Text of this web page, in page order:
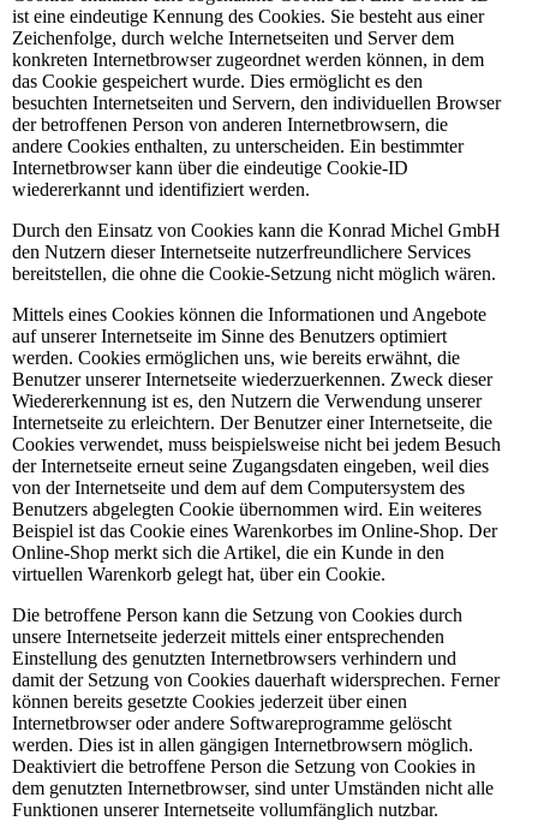
ist eine eindeutige Kennung des Cookies. Sie besteht aus einer
Zeichenfolge, durch welche Internetseiten und Server dem
konkreten Internetbrowser zugeordnet werden können, in dem
das Cookie gespeichert wurde. Dies ermöglicht es den
besuchten Internetseiten und Servern, den individuellen Browser
der betroffenen Person von anderen Internetbrowsern, die
andere Cookies enthalten, zu unterscheiden. Ein bestimmter
Internetbrowser kann über die eindeutige Cookie-ID
wiedererkannt und identifiziert werden.
Durch den Einsatz von Cookies kann die Konrad Michel GmbH
den Nutzern dieser Internetseite nutzerfreundlichere Services
bereitstellen, die ohne die Cookie-Setzung nicht möglich wären.
Mittels eines Cookies können die Informationen und Angebote
auf unserer Internetseite im Sinne des Benutzers optimiert
werden. Cookies ermöglichen uns, wie bereits erwähnt, die
Benutzer unserer Internetseite wiederzuerkennen. Zweck dieser
Wiedererkennung ist es, den Nutzern die Verwendung unserer
Internetseite zu erleichtern. Der Benutzer einer Internetseite, die
Cookies verwendet, muss beispielsweise nicht bei jedem Besuch
der Internetseite erneut seine Zugangsdaten eingeben, weil dies
von der Internetseite und dem auf dem Computersystem des
Benutzers abgelegten Cookie übernommen wird. Ein weiteres
Beispiel ist das Cookie eines Warenkorbes im Online-Shop. Der
Online-Shop merkt sich die Artikel, die ein Kunde in den
virtuellen Warenkorb gelegt hat, über ein Cookie.
Die betroffene Person kann die Setzung von Cookies durch
unsere Internetseite jederzeit mittels einer entsprechenden
Einstellung des genutzten Internetbrowsers verhindern und
damit der Setzung von Cookies dauerhaft widersprechen. Ferner
können bereits gesetzte Cookies jederzeit über einen
Internetbrowser oder andere Softwareprogramme gelöscht
werden. Dies ist in allen gängigen Internetbrowsern möglich.
Deaktiviert die betroffene Person die Setzung von Cookies in
dem genutzten Internetbrowser, sind unter Umständen nicht alle
Funktionen unserer Internetseite vollumfänglich nutzbar.